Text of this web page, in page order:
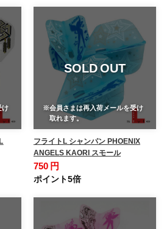
け
SOLD OUT
※会員さまは再入荷メールを受け
取れます。
フライトL シャンパン PHOENIX
ANGELS KAORI スモール
750 円
ポイント5倍